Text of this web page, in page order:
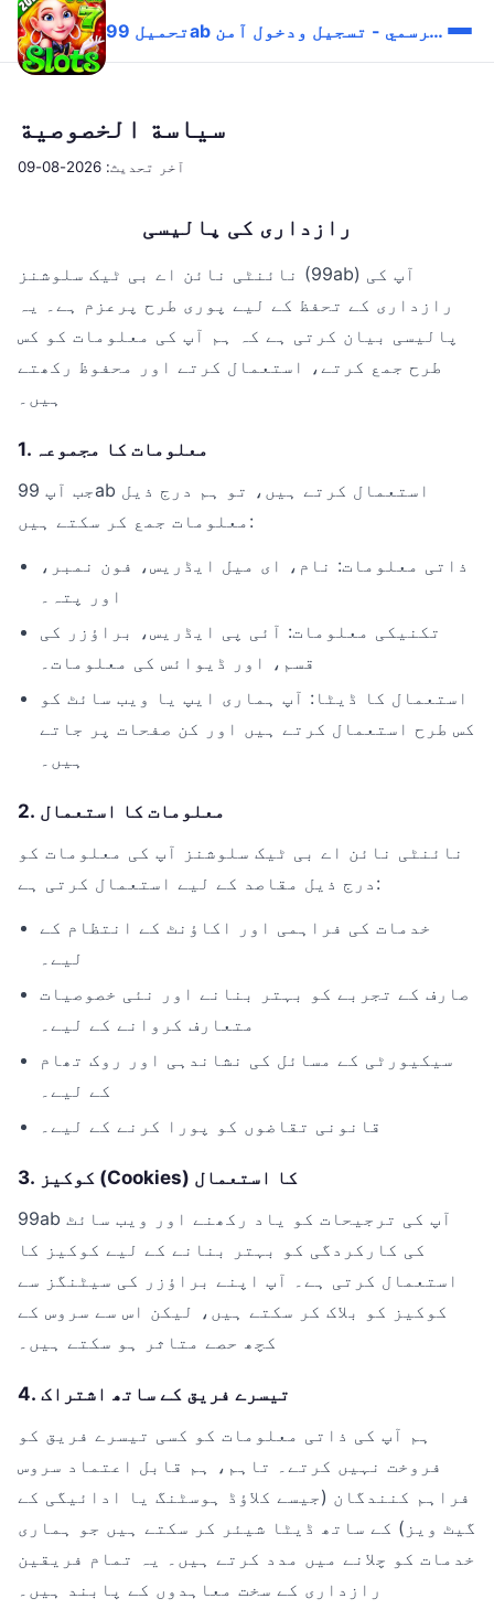
تحميل 99ab الرسمي - تسجيل ودخول آمن
سياسة الخصوصية
آخر تحديث: 2026-08-09
رازداری کی پالیسی
نائنٹی نائن اے بی ٹیک سلوشنز (99ab) آپ کی
رازداری کے تحفظ کے لیے پوری طرح پرعزم ہے۔ یہ
پالیسی بیان کرتی ہے کہ ہم آپ کی معلومات کو کس
طرح جمع کرتے، استعمال کرتے اور محفوظ رکھتے
ہیں۔
1. معلومات کا مجموعہ
جب آپ 99ab استعمال کرتے ہیں، تو ہم درج ذیل
معلومات جمع کر سکتے ہیں:
ذاتی معلومات: نام، ای میل ایڈریس، فون نمبر،
اور پتہ۔
تکنیکی معلومات: آئی پی ایڈریس، براؤزر کی
قسم، اور ڈیوائس کی معلومات۔
استعمال کا ڈیٹا: آپ ہماری ایپ یا ویب سائٹ کو
کس طرح استعمال کرتے ہیں اور کن صفحات پر جاتے
ہیں۔
2. معلومات کا استعمال
نائنٹی نائن اے بی ٹیک سلوشنز آپ کی معلومات کو
درج ذیل مقاصد کے لیے استعمال کرتی ہے:
خدمات کی فراہمی اور اکاؤنٹ کے انتظام کے
لیے۔
صارف کے تجربے کو بہتر بنانے اور نئی خصوصیات
متعارف کروانے کے لیے۔
سیکیورٹی کے مسائل کی نشاندہی اور روک تھام
کے لیے۔
قانونی تقاضوں کو پورا کرنے کے لیے۔
3. کوکیز (Cookies) کا استعمال
99ab آپ کی ترجیحات کو یاد رکھنے اور ویب سائٹ
کی کارکردگی کو بہتر بنانے کے لیے کوکیز کا
استعمال کرتی ہے۔ آپ اپنے براؤزر کی سیٹنگز سے
کوکیز کو بلاک کر سکتے ہیں، لیکن اس سے سروس کے
کچھ حصے متاثر ہو سکتے ہیں۔
4. تیسرے فریق کے ساتھ اشتراک
ہم آپ کی ذاتی معلومات کو کسی تیسرے فریق کو
فروخت نہیں کرتے۔ تاہم، ہم قابل اعتماد سروس
فراہم کنندگان (جیسے کلاؤڈ ہوسٹنگ یا ادائیگی کے
گیٹ ویز) کے ساتھ ڈیٹا شیئر کر سکتے ہیں جو ہماری
خدمات کو چلانے میں مدد کرتے ہیں۔ یہ تمام فریقین
رازداری کے سخت معاہدوں کے پابند ہیں۔